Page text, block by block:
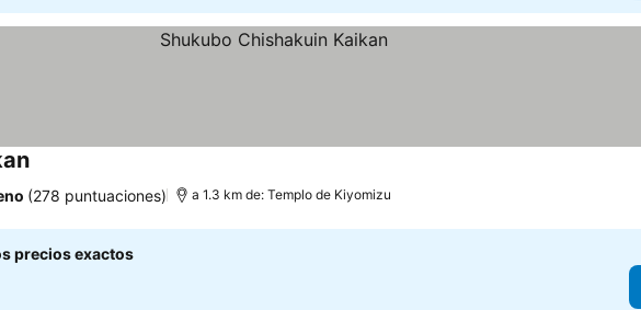
(278 puntuaciones) a 1.3 km de: Templo de Kiyomizu
precios exactos